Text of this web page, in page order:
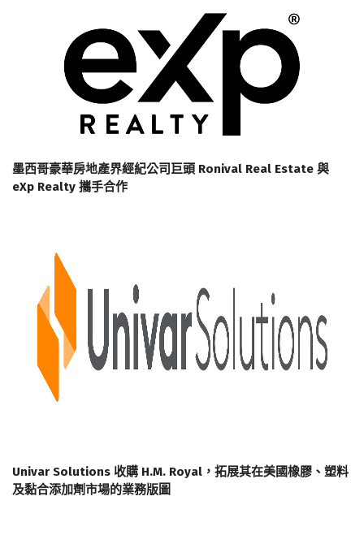
墨西哥豪華房地產界經紀公司巨頭 Ronival Real Estate 與
eXp Realty 攜手合作
Univar Solutions 收購 H.M. Royal，拓展其在美國橡膠、塑料
及黏合添加劑市場的業務版圖